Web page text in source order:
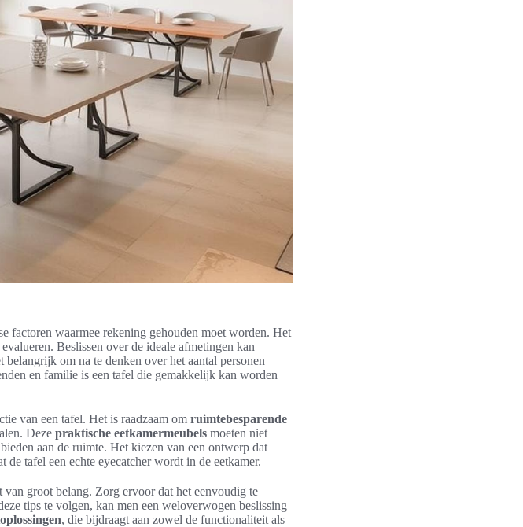
factoren waarmee rekening gehouden moet worden. Het
Beslissen over de ideale afmetingen kan
om na te denken over het aantal personen
en familie is een tafel die gemakkelijk kan worden
van een tafel. Het is raadzaam om ruimtebesparende
Deze praktische eetkamermeubels moeten niet
aan de ruimte. Het kiezen van een ontwerp dat
tafel een echte eyecatcher wordt in de eetkamer.
groot belang. Zorg ervoor dat het eenvoudig te
tips te volgen, kan men een weloverwogen beslissing
, die bijdraagt aan zowel de functionaliteit als